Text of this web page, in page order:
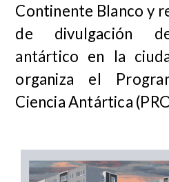
Continente Blanco y
de divulgación
antártico en la
organiza el
Ciencia Antártica